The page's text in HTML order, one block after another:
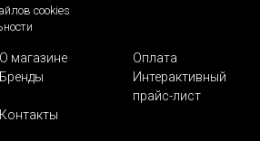
cookies
О магазине
Оплата
Бренды
Интерактивный
прайс-лист
Контакты